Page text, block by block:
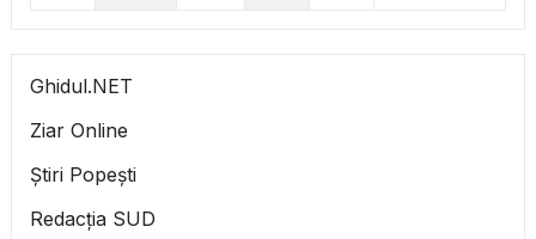
Ghidul.NET
Ziar Online
Știri Popești
Redacția SUD